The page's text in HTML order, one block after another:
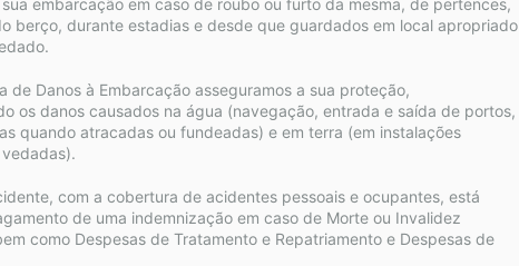
embarcação em caso de roubo ou furto da mesma, de pertences,
berço, durante estadias e desde que guardados em local apropriado
de Danos à Embarcação asseguramos a sua proteção,
os danos causados na água (navegação, entrada e saída de portos,
quando atracadas ou fundeadas) e em terra (em instalações
com a cobertura de acidentes pessoais e ocupantes, está
de uma indemnização em caso de Morte ou Invalidez
como Despesas de Tratamento e Repatriamento e Despesas de